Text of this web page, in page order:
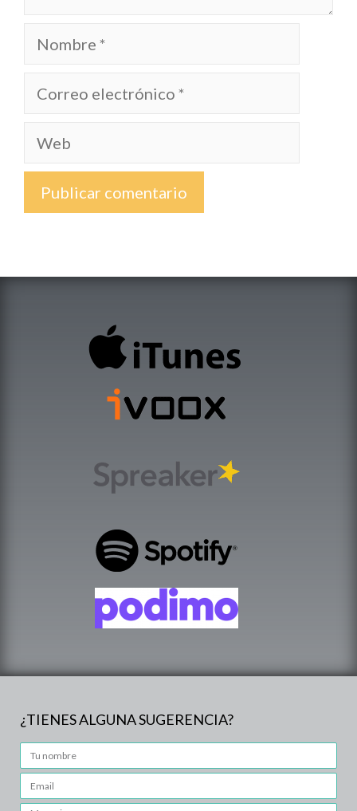
¿TIENES ALGUNA SUGERENCIA?